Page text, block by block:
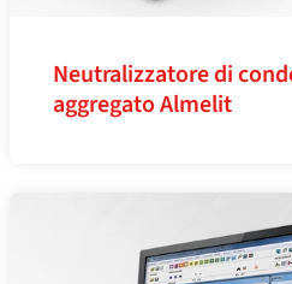
Neutralizzatore di
aggregato Almelit